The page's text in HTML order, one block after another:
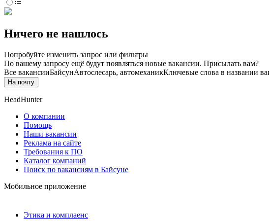
Ничего не нашлось
Попробуйте изменить запрос или фильтры
По вашему запросу ещё будут появляться новые вакансии. Присылать вам?
Все вакансииБайсунАвтослесарь, автомеханикКлючевые слова в названии
На почту
HeadHunter
О компании
Помощь
Наши вакансии
Реклама на сайте
Требования к ПО
Каталог компаний
Поиск по вакансиям в Байсуне
Мобильное приложение
Этика и комплаенс